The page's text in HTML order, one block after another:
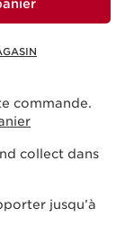
commande.
collect dans
jusqu’à